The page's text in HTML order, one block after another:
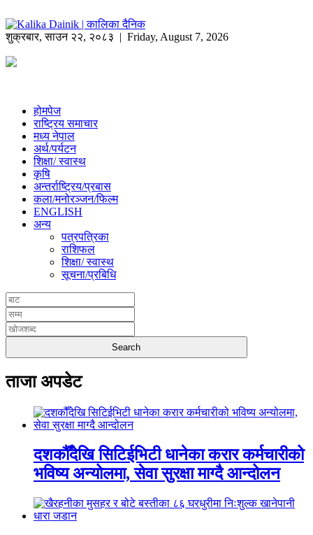
शुक्रबार,साउन २२, २०८३ | Friday, August 7, 2026
होमपेज
राष्ट्रिय समाचार
मध्य नेपाल
अर्थ/पर्यटन
शिक्षा/ स्वास्थ
कृषि
अन्तर्राष्ट्रिय/प्रबास
कला/मनोरञ्जन/फिल्म
ENGLISH
अन्य
पत्रपत्रिका
राशिफल
शिक्षा/ स्वास्थ
सूचना/प्रबिधि
ताजा अपडेट
दशकौँदेखि सिटिईभिटी धानेका करार कर्मचारीको
भविष्य अन्योलमा, सेवा सुरक्षा माग्दै आन्दोलन